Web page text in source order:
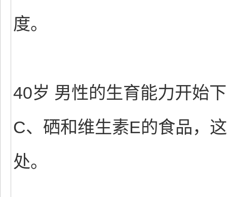
度。
40岁 男性的生育能力开始
C、硒和维生素E的食品，
处。